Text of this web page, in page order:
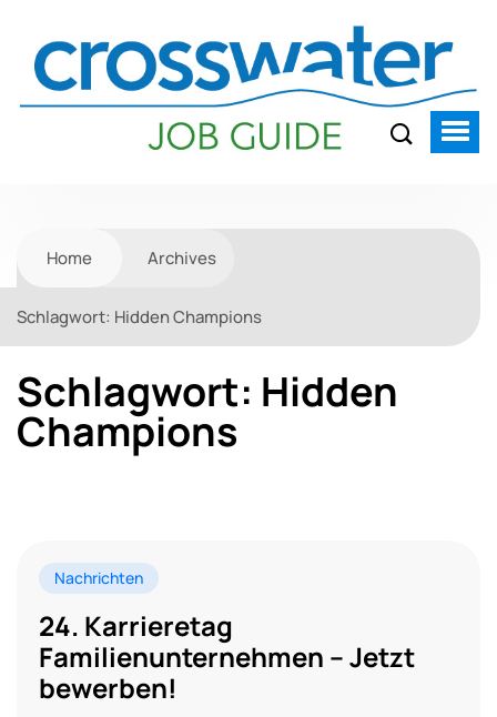
Home Archives
Schlagwort: Hidden Champions
Schlagwort: Hidden
Champions
Nachrichten
24. Karrieretag
Familienunternehmen – Jetzt
bewerben!